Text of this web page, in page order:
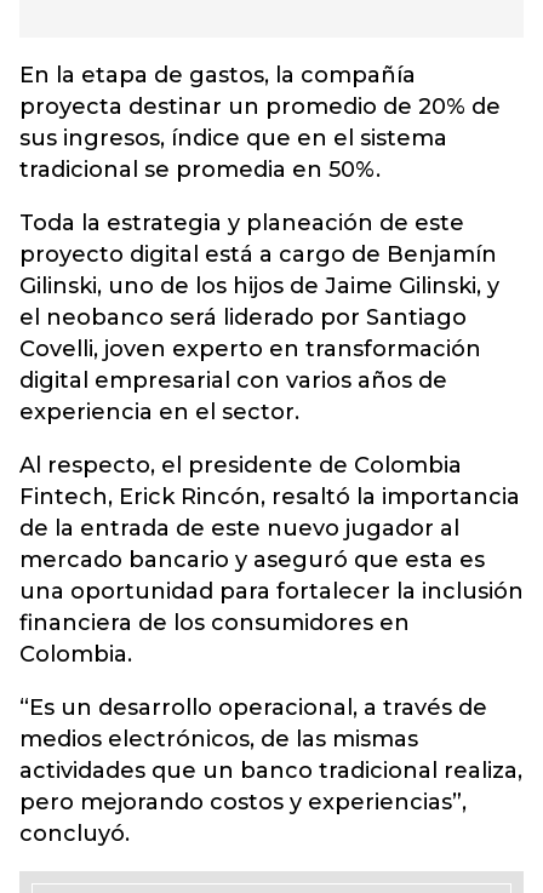
En la etapa de gastos, la compañía
proyecta destinar un promedio de 20% de
sus ingresos, índice que en el sistema
tradicional se promedia en 50%.
Toda la estrategia y planeación de este
proyecto digital está a cargo de Benjamín
Gilinski, uno de los hijos de Jaime Gilinski, y
el neobanco será liderado por Santiago
Covelli, joven experto en transformación
digital empresarial con varios años de
experiencia en el sector.
Al respecto, el presidente de Colombia
Fintech, Erick Rincón, resaltó la importancia
de la entrada de este nuevo jugador al
mercado bancario y aseguró que esta es
una oportunidad para fortalecer la inclusión
financiera de los consumidores en
Colombia.
“Es un desarrollo operacional, a través de
medios electrónicos, de las mismas
actividades que un banco tradicional realiza,
pero mejorando costos y experiencias”,
concluyó.